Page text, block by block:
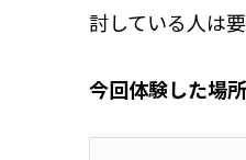
討している人は要
今回体験した場所